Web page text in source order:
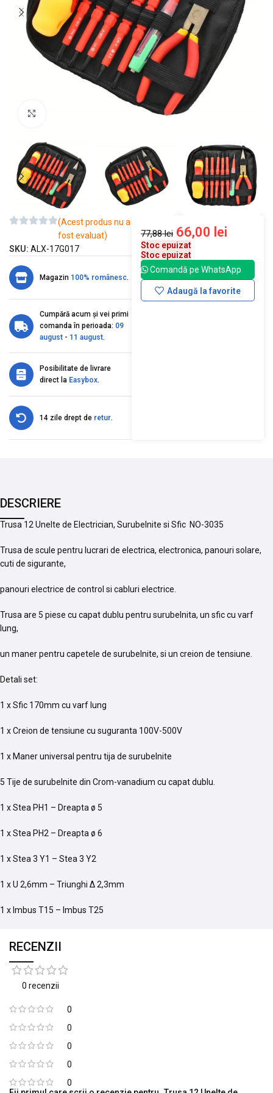
(Acest produs nu a
fost evaluat)
SKU: ALX-17G017
Magazin 100% românesc.
Cumpără acum și vei primi
comanda în perioada: 09
august - 11 august.
Posibilitate de livrare
direct la Easybox.
14 zile drept de retur.
77,88lei 66,00 lei
Stoc epuizat
Stoc epuizat
Comandă pe WhatsApp
Adaugă la favorite
DESCRIERE
Trusa 12 Unelte de Electrician, Surubelnite si Sfic NO-3035
Trusa de scule pentru lucrari de electrica, electronica, panouri solare,
cuti de sigurante,
panouri electrice de control si cabluri electrice.
Trusa are 5 piese cu capat dublu pentru surubelnita, un sfic cu varf
lung,
un maner pentru capetele de surubelnite, si un creion de tensiune.
Detali set:
1 x Sfic 170mm cu varf lung
1 x Creion de tensiune cu suguranta 100V-500V
1 x Maner universal pentru tija de surubelnite
5 Tije de surubelnite din Crom-vanadium cu capat dublu.
1 x Stea PH1 – Dreapta ø 5
1 x Stea PH2 – Dreapta ø 6
1 x Stea 3 Y1 – Stea 3 Y2
1 x U 2,6mm – Triunghi ∆ 2,3mm
1 x Imbus T15 – Imbus T25
RECENZII
0 recenzii
0
0
0
0
0